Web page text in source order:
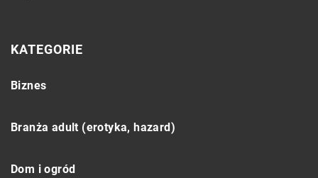
KATEGORIE
Biznes
Branża adult (erotyka, hazard)
Dom i ogród